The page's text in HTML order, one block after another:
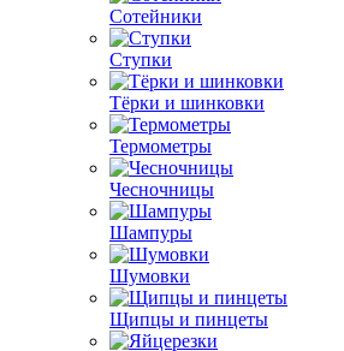
Сотейники
Ступки
Тёрки и шинковки
Термометры
Чесночницы
Шампуры
Шумовки
Щипцы и пинцеты